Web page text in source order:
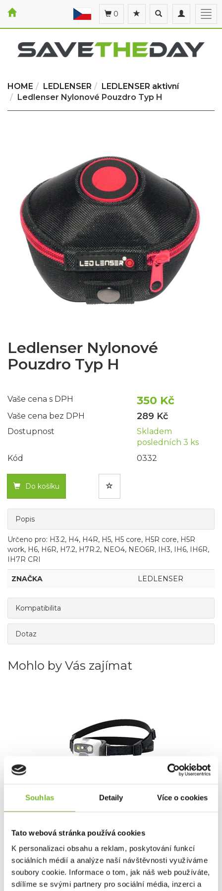
Souhlas Detaily Více o cookies
Tato webová stránka používá cookies
K personalizaci obsahu a reklam, poskytování funkcí
sociálních médií a analýze naší návštěvnosti využíváme
soubory cookie. Informace o tom, jak náš web používáte,
sdílíme se svými partnery pro sociální média, inzerci a
Toggle
navigation
Toggle
search
0
HOME LEDLENSER
LEDLENSER aktivní
Ledlenser Nylonové Pouzdro Typ H
Ledlenser Nylonové
Pouzdro Typ H
Vaše cena s DPH 350 Kč
Vaše cena bez DPH 289 Kč
Dostupnost
Skladem
posledních 3 ks
Kód
0332
Do košíku
Popis
Určeno pro: H3.2, H4, H4R, H5, H5 core, H5R core, H5R
work, H6, H6R, H7.2, H7R.2, NEO4, NEO6R, IH3, IH6, IH6R,
IH7R CRI
ZNAČKA LEDLENSER
Kompatibilita
Dotaz
Mohlo by Vás zajímat
LEDLENSER HF6R Core Bílá
Ledlenser HF6R Core – Výkonná čelovka pro každou
1 890 Kč